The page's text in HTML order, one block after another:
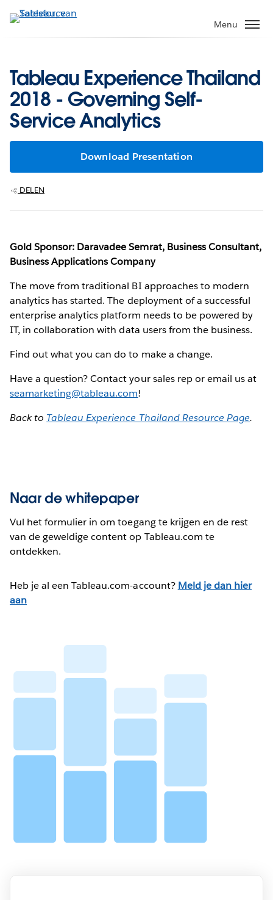
Verder
naar
Menu
Tableau Experience Thailand
2018 - Governing Self-
Service Analytics
Download Presentation
DELEN
Gold Sponsor: Daravadee Semrat, Business Consultant,
Business Applications Company
The move from traditional BI approaches to modern
analytics has started. The deployment of a successful
enterprise analytics platform needs to be powered by
IT, in collaboration with data users from the business.
Find out what you can do to make a change.
Have a question? Contact your sales rep or email us at
seamarketing@tableau.com!
Back to Tableau Experience Thailand Resource Page.
Naar de whitepaper
Vul het formulier in om toegang te krijgen en de rest
van de geweldige content op Tableau.com te
ontdekken.
Heb je al een Tableau.com-account? Meld je dan hier
aan